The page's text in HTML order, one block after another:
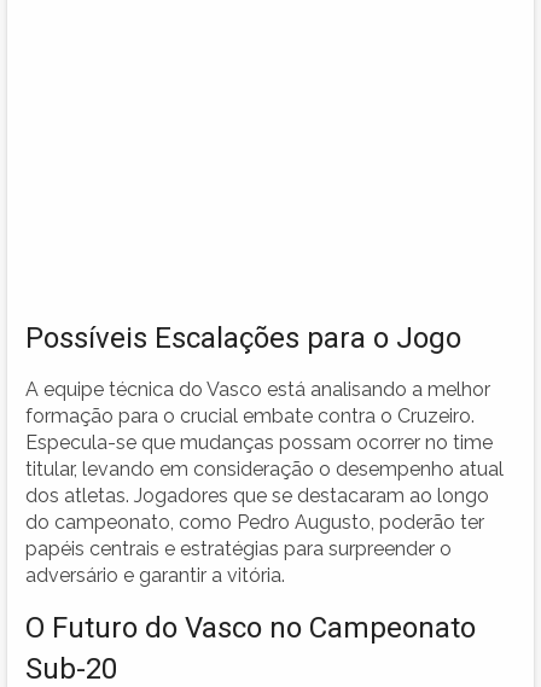
Possíveis Escalações para o Jogo
A equipe técnica do Vasco está analisando a melhor
formação para o crucial embate contra o Cruzeiro.
Especula-se que mudanças possam ocorrer no time
titular, levando em consideração o desempenho atual
dos atletas. Jogadores que se destacaram ao longo
do campeonato, como Pedro Augusto, poderão ter
papéis centrais e estratégias para surpreender o
adversário e garantir a vitória.
O Futuro do Vasco no Campeonato
Sub-20